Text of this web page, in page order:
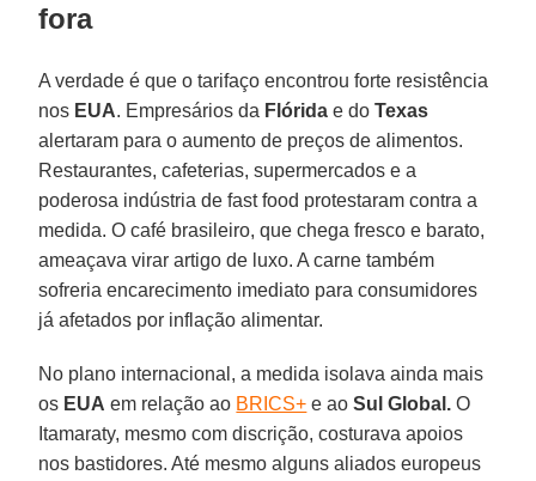
fora
A verdade é que o tarifaço encontrou forte resistência
nos EUA. Empresários da Flórida e doTexas
alertaram para o aumento de preços de alimentos.
Restaurantes, cafeterias, supermercados e a
poderosa indústria de fast food protestaram contra a
medida. O café brasileiro, que chega fresco e barato,
ameaçava virar artigo de luxo. A carne também
sofreria encarecimento imediato para consumidores
já afetados por inflação alimentar.
No plano internacional, a medida isolava ainda mais
os EUA em relação ao BRICS+ e aoSul Global. O
Itamaraty, mesmo com discrição, costurava apoios
nos bastidores. Até mesmo alguns aliados europeus